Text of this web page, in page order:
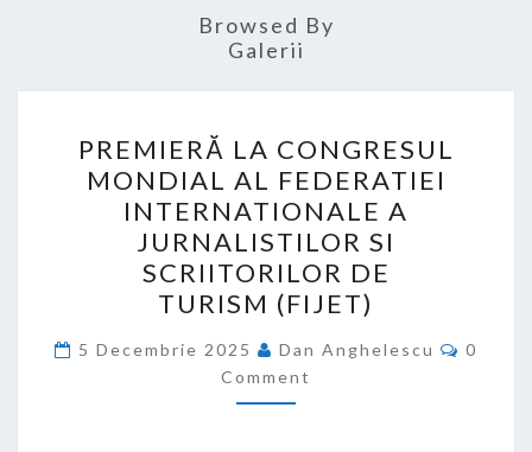
Browsed By
Galerii
LA
CONGRESUL
MONDIAL
AL
FEDERATIEI
INTERNATIONALE
A
JURNALISTILOR
PREMIERĂ LA CONGRESUL
MONDIAL AL FEDERATIEI
INTERNATIONALE A
JURNALISTILOR SI
SCRIITORILOR DE
TURISM (FIJET)
5 Decembrie 2025 Dan Anghelescu
0
Comment